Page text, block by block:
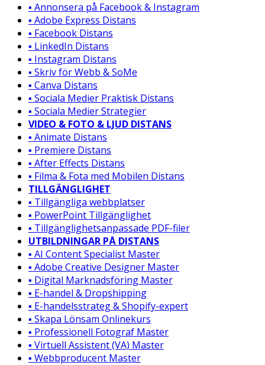
▪️ Annonsera på Facebook & Instagram
▪️ Adobe Express Distans
▪️ Facebook Distans
▪️ LinkedIn Distans
▪️ Instagram Distans
▪️ Skriv för Webb & SoMe
▪️ Canva Distans
▪️ Sociala Medier Praktisk Distans
▪️ Sociala Medier Strategier
VIDEO & FOTO & LJUD DISTANS
▪️ Animate Distans
▪️ Premiere Distans
▪️ After Effects Distans
▪️ Filma & Fota med Mobilen Distans
TILLGÄNGLIGHET
▪️ Tillgängliga webbplatser
▪️ PowerPoint Tillgänglighet
▪️ Tillgänglighetsanpassade PDF-filer
UTBILDNINGAR PÅ DISTANS
▪️ AI Content Specialist Master
▪️ Adobe Creative Designer Master
▪️ Digital Marknadsföring Master
▪️ E-handel & Dropshipping
▪️ E-handelsstrateg & Shopify-expert
▪️ Skapa Lönsam Onlinekurs
▪️ Professionell Fotograf Master
▪️ Virtuell Assistent (VA) Master
▪️ Webbproducent Master